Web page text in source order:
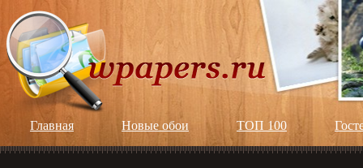
Главная Новые обои ТОП 100